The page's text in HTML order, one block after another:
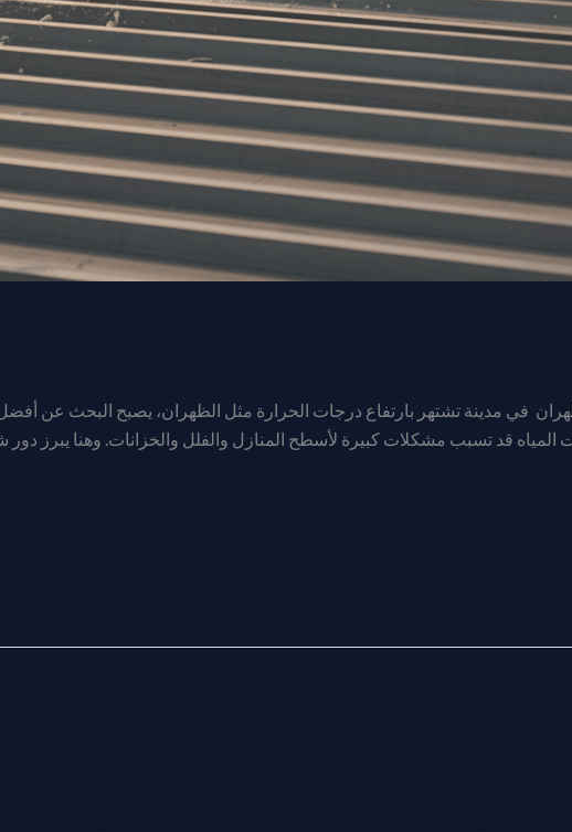
في مدينة تشتهر بارتفاع درجات الحرارة مثل الظهران، يصبح البحث عن
المياه قد تسبب مشكلات كبيرة لأسطح المنازل والفلل والخزانات. وهنا يبرز